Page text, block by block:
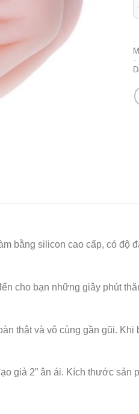
bằng silicon cao cấp, có
cho bạn những giây phút
thật và vô cùng gần gũi.
giả 2” ân ái. Kích thước